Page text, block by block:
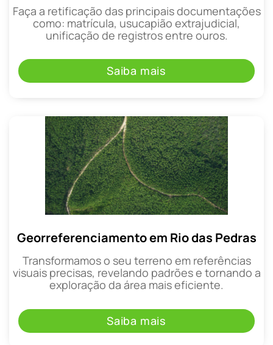
Faça a retificação das principais documentações
como: matrícula, usucapião extrajudicial,
unificação de registros entre ouros.
Saiba mais
Georreferenciamento em Rio das Pedras
Transformamos o seu terreno em referências
visuais precisas, revelando padrões e tornando a
exploração da área mais eficiente.
Saiba mais